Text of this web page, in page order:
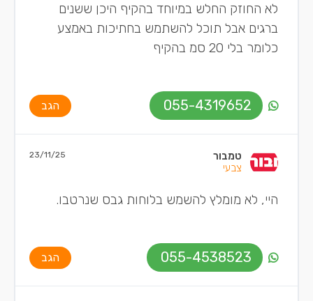
לא החוזק החלש במיוחד בהקיף היכן ששנים
ברגים אבל תוכל להשתמש בחתיכות באמצע
כלומר בלי 20 סמ בהקיף
055-4319652 הגב
טמבור
צבעי
23/11/25
היי, לא מומלץ להשמש בלוחות גבס שנרטבו.
055-4538523 הגב